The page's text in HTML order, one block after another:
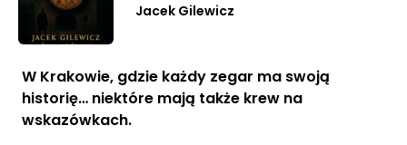
Jacek Gilewicz
W Krakowie, gdzie każdy zegar ma swoją
historię… niektóre mają także krew na
wskazówkach.